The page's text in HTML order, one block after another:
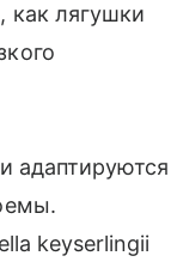
как лягушки
адаптируются
keyserlingii